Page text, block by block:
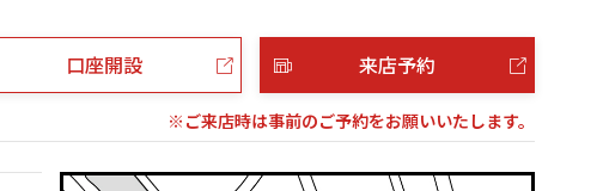
口座開設 来店予約
※ご来店時は事前のご予約をお願いいたします。